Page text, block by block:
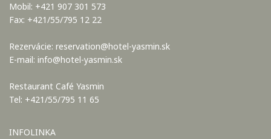
Mobil: +421 907 301 573
Fax: +421/55/795 12 22
Rezervácie: reservation@hotel-yasmin.sk
E-mail: info@hotel-yasmin.sk
Restaurant Café Yasmin
Tel: +421/55/795 11 65
INFOLINKA